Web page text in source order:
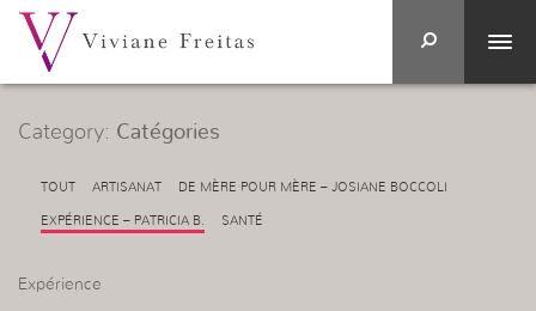
Category: Catégories
TOUT ARTISANAT DE MÈRE POUR MÈRE – JOSIANE BOCCOLI
EXPÉRIENCE – PATRICIA B. SANTÉ
Expérience